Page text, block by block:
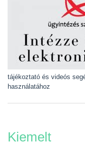
tájékoztató és videós
használatához
Kiemelt